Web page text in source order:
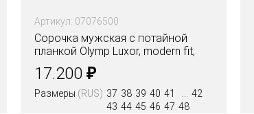
Артикул: 07076500
Сорочка мужская с потайной
планкой Olymp Luxor, modern fit,
фактурная ткань
17.200 ₽
Размеры (RUS) 37 38 39 40 41
42
43 44 45 46 47 48